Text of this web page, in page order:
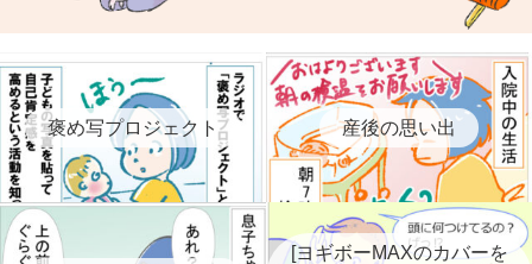
褒め写プロジェクト 産後の思い出
[ヨギボーMAXのカバーを